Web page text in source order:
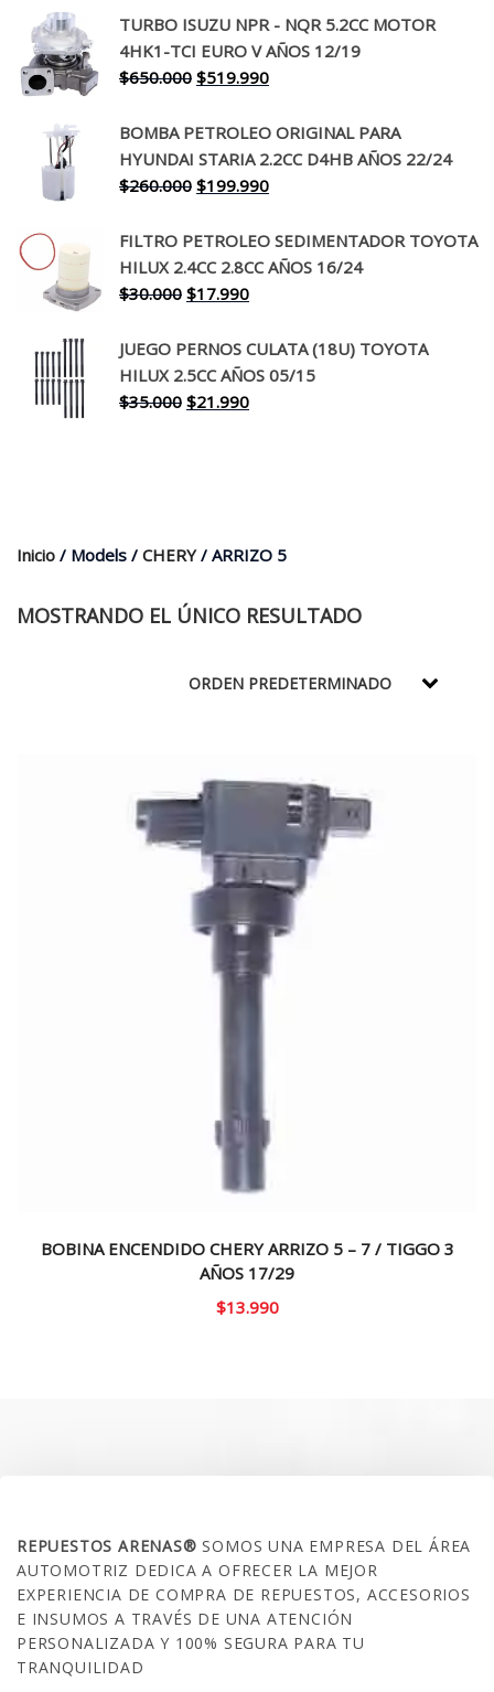
original
era:
$130.000.
actual
es:
$94.990.
TURBO ISUZU NPR - NQR 5.2CC MOTOR
4HK1-TCI EURO V AÑOS 12/19
$650.000 El
original
era:
$650.000.
$519.990El
actual
es:
$519.990.
BOMBA PETROLEO ORIGINAL PARA
HYUNDAI STARIA 2.2CC D4HB AÑOS 22/24
$260.000 El
original
era:
$260.000.
$199.990El
actual
es:
FILTRO PETROLEO SEDIMENTADOR TOYOTA
HILUX 2.4CC 2.8CC AÑOS 16/24
$30.000 El
original
era:
$30.000.
$17.990El
actual
es:
$17.990.
JUEGO PERNOS CULATA (18U) TOYOTA
HILUX 2.5CC AÑOS 05/15
$35.000 El
$21.990El
Inicio / Models / CHERY/ ARRIZO 5
MOSTRANDO EL ÚNICO RESULTADO
BOBINA ENCENDIDO CHERY ARRIZO 5 – 7 / TIGGO 3
AÑOS 17/29
$13.990
REPUESTOS ARENAS®SOMOS UNA EMPRESA DEL ÁREA
AUTOMOTRIZ DEDICA A OFRECER LA MEJOR
EXPERIENCIA DE COMPRA DE REPUESTOS, ACCESORIOS
E INSUMOS A TRAVÉS DE UNA ATENCIÓN
PERSONALIZADA Y 100% SEGURA PARA TU
TRANQUILIDAD